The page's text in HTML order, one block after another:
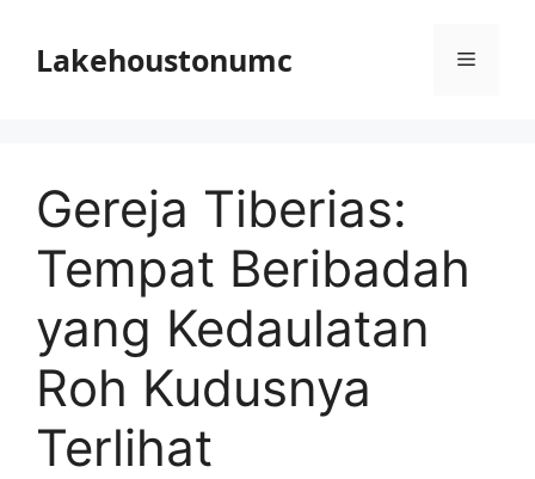
contentLakehoustonumc Menu
Gereja Tiberias:
Tempat Beribadah
yang Kedaulatan
Roh Kudusnya
Terlihat